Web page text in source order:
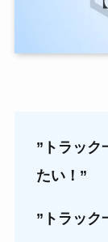
”トラック
たい！”
”トラック